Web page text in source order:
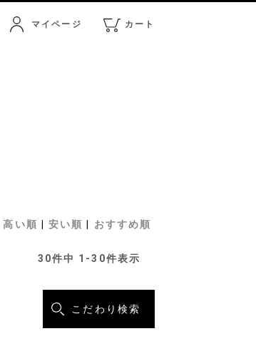
マイページ カート
高い順 安い順 おすすめ順
30件中 1 -30件表示
こだわり検索